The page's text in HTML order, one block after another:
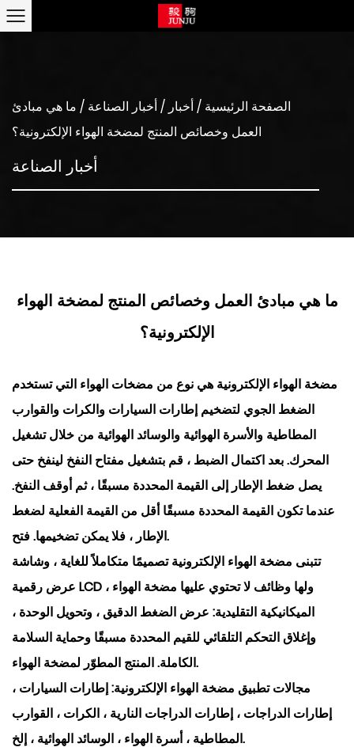
الصفحة الرئيسية /أخبار /أخبار الصناعة / ما هي مبادئ
العمل وخصائص المنتج لمضخة الهواء الإلكترونية؟
أخبار الصناعة
ما هي مبادئ العمل وخصائص المنتج لمضخة الهواء
الإلكترونية؟
مضخة الهواء الإلكترونية هي نوع من مضخات الهواء التي تستخدم
الضغط الجوي لتضخيم إطارات السيارات والكرات والقوارب
المطاطية والأسرة الهوائية والوسائد الهوائية من خلال تشغيل
المحرك. بعد اكتمال الضبط ، قم بتشغيل مفتاح النفخ لينفخ حتى
يصل ضغط الإطار إلى القيمة المحددة مسبقًا ، ثم أوقف النفخ.
عندما تكون القيمة المحددة مسبقًا أقل من القيمة الفعلية لضغط
الإطار ، فلا يمكن تضخيمها. فتح.
تتبنى مضخة الهواء الإلكترونية تصميمًا متكاملاً للغاية ، وشاشة
عرض رقمية LCD ، ولها وظائف لا تحتوي عليها مضخة الهواء
الميكانيكية التقليدية: عرض الضغط الدقيق ، وتحويل الوحدة ،
وإغلاق التحكم التلقائي للقيم المحددة مسبقًا وحماية السلامة
الكاملة. المنتج المطوّر لمضخة الهواء.
مجالات تطبيق مضخة الهواء الإلكترونية: إطارات السيارات ،
إطارات الدراجات ، إطارات الدراجات النارية ، الكرات ، القوارب
المطاطية ، أسرة الهواء ، الوسائد الهوائية ، إلخ.